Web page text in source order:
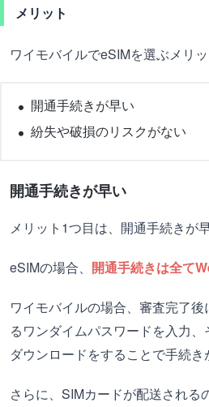
メリット
ワイモバイルでeSIMを選ぶメリ
開通手続きが早い
紛失や破損のリスクがない
開通手続きが早い
メリット1つ目は、開通手続きが
eSIMの場合、 開通手続きは全て
ワイモバイルの場合、審査完了
るワンダイムパスワードを入力
ダウンロードをすることで手続き
さらに、SIMカードが配送される